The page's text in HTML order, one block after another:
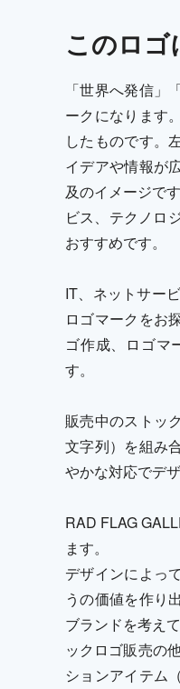
このロゴ
「世界へ発信
ークになります
したものです。
イデアや情報が
及のイメージで
ビス、テクノロ
おすすめです。
IT、ネットサー
ロゴマークをお
ゴ作成、ロゴマ
す。
販売中のストッ
文字列）を組み
やかな対応でデ
RAD FLAG
ます。
デザインによっ
うの価値を作り
ブランドを考え
ックロゴ販売の
ションアイテム